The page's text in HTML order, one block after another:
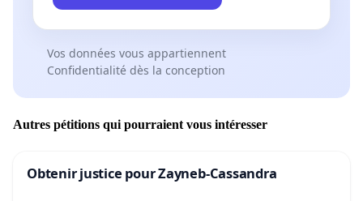
Vos données vous appartiennent
Confidentialité dès la conception
Autres pétitions qui pourraient vous intéresser
Obtenir justice pour Zayneb-Cassandra